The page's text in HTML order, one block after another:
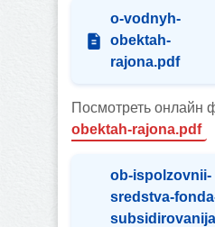
o-vodnyh-
obektah-
rajona.pdf
Посмотреть онлайн
obektah-rajona.pdf
ob-ispolzovnii-
sredstva-